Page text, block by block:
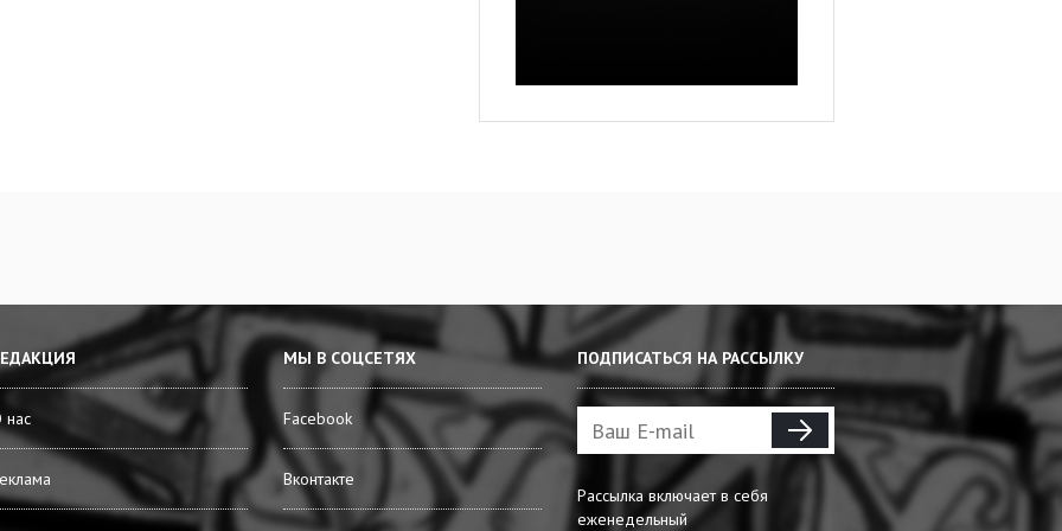
МЫ В СОЦСЕТЯХ
Facebook
Вконтакте
ПОДПИСАТЬСЯ НА РАССЫЛКУ
Рассылка включает в себя
еженедельный